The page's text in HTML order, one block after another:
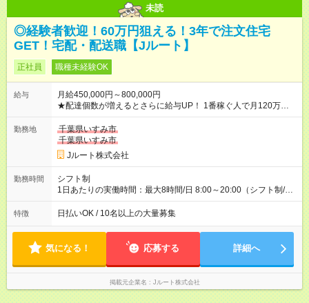
未読
◎経験者歓迎！60万円狙える！3年で注文住宅
GET！宅配・配送職【Jルート】
正社員 職種未経験OK
給与
月給450,000円～800,000円
★配達個数が増えるとさらに給与UP！ 1番稼ぐ人で月120万ほ
ど！ ・主要都市エリア 月収55万円／週5日稼働 月収65万~112
万円／週6日稼働 ・地方郊外エリア 月収40万円／週5日稼働 月
収40万円~50万円／週6日稼働 ＜モデルイメージ＞ ■月収50万
円 (27歳男性/江東区在住)※元建築関係 1日150個配達×25日勤務
(日休み) ■月収80万円(43歳男性/墨田区在住)※元営業 1日200個
勤務地
千葉県いすみ市
千葉県いすみ市
Jルート株式会社
勤務時間
シフト制
1日あたりの実働時間：最大8時間/日 8:00～20:00（シフト制/実
働8時間） ※週5日勤務（場所次第では週4も有り） ※配達状況に
よって時間外での勤務可能性有り ※案件により多少の前後あり
特徴 日払いOK / 10名以上の大量募集
気になる！ 応募する 詳細へ
掲載元企業名 Jルート株式会社